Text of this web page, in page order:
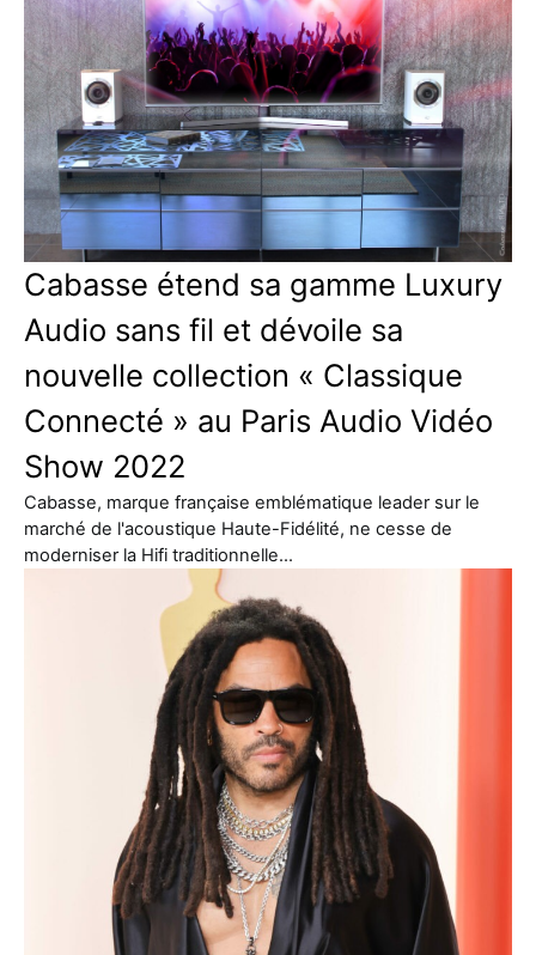
Cabasse étend sa gamme Luxury
Audio sans fil et dévoile sa
nouvelle collection « Classique
Connecté » au Paris Audio Vidéo
Show 2022
Cabasse, marque française emblématique leader sur le
marché de l'acoustique Haute-Fidélité, ne cesse de
moderniser la Hifi traditionnelle…